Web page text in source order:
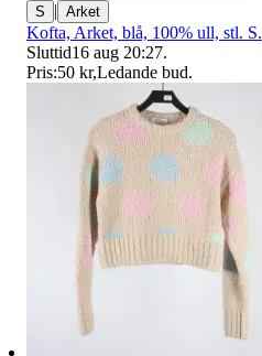
S | Arket
Kofta, Arket, blå, 100% ull, stl. S.
Sluttid16 aug 20:27.
Pris:50 kr,Ledande bud.